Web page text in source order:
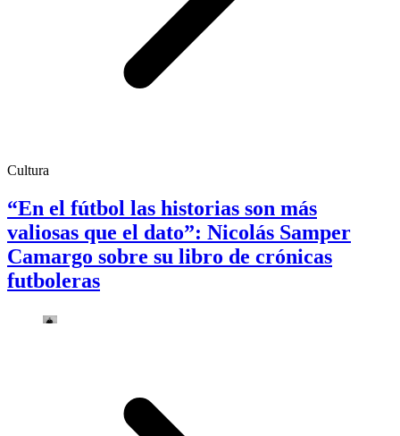
Cultura
“En el fútbol las historias son más
valiosas que el dato”: Nicolás Samper
Camargo sobre su libro de crónicas
futboleras